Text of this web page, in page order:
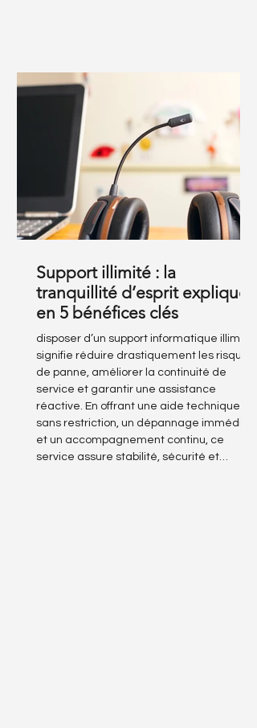
Support illimité : la
tranquillité d’esprit expliquée
en 5 bénéfices clés
disposer d’un support informatique illimité
signifie réduire drastiquement les risques
de panne, améliorer la continuité de
service et garantir une assistance
réactive. En offrant une aide technique
sans restriction, un dépannage immédiat
et un accompagnement continu, ce
service assure stabilité, sécurité et